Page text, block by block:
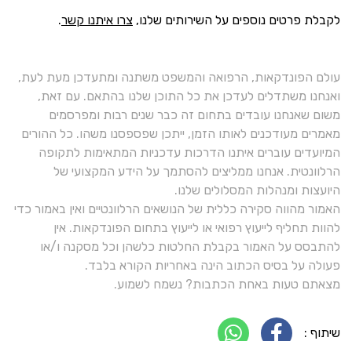
לקבלת פרטים נוספים על השירותים שלנו, צרו איתנו קשר.
עולם הפונדקאות, הרפואה והמשפט משתנה ומתעדכן מעת לעת,
ואנחנו משתדלים לעדכן את כל התוכן שלנו בהתאם. עם זאת,
משום שאנחנו עובדים בתחום זה כבר שנים רבות ומפרסמים
מאמרים מעודכנים לאותו הזמן, ייתכן שפספסנו משהו. כל ההורים
המיועדים עוברים איתנו הדרכות עדכניות המתאימות לתקופה
הרלוונטית. אנחנו ממליצים להסתמך על הידע המקצועי של
היועצות ומנהלות המסלולים שלנו.
האמור מהווה סקירה כללית של הנושאים הרלוונטיים ואין באמור כדי
להוות תחליף לייעוץ רפואי או לייעוץ בתחום הפונדקאות. אין
להתבסס על האמור בקבלת החלטות כלשהן וכל מסקנה ו/או
פעולה על בסיס הכתוב הינה באחריות הקורא בלבד.
מצאתם טעות באחת הכתבות? נשמח לשמוע.
שיתוף :